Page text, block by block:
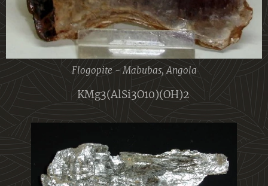
Flogopite - Mabubas, Angola
KMg3(AlSi3O10)(OH)2